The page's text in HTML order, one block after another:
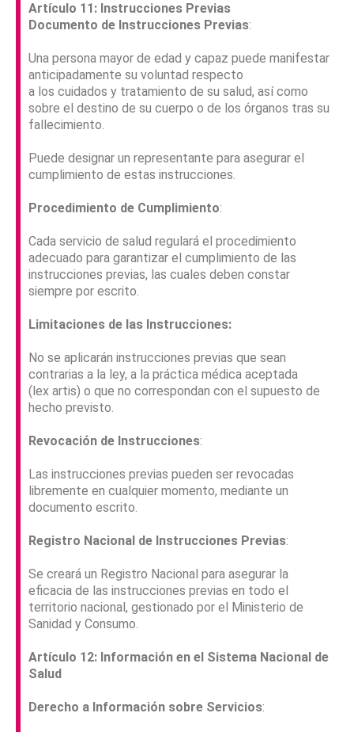
Artículo 11: Instrucciones Previas
Documento de Instrucciones Previas:
Una persona mayor de edad y capaz puede manifestar
anticipadamente su voluntad respecto
a los cuidados y tratamiento de su salud, así como
sobre el destino de su cuerpo o de los órganos tras su
fallecimiento.
Puede designar un representante para asegurar el
cumplimiento de estas instrucciones.
Procedimiento de Cumplimiento:
Cada servicio de salud regulará el procedimiento
adecuado para garantizar el cumplimiento de las
instrucciones previas, las cuales deben constar
siempre por escrito.
Limitaciones de las Instrucciones:
No se aplicarán instrucciones previas que sean
contrarias a la ley, a la práctica médica aceptada
(lex artis) o que no correspondan con el supuesto de
hecho previsto.
Revocación de Instrucciones:
Las instrucciones previas pueden ser revocadas
libremente en cualquier momento, mediante un
documento escrito.
Registro Nacional de Instrucciones Previas:
Se creará un Registro Nacional para asegurar la
eficacia de las instrucciones previas en todo el
territorio nacional, gestionado por el Ministerio de
Sanidad y Consumo.
Artículo 12: Información en el Sistema Nacional de
Salud
Derecho a Información sobre Servicios: